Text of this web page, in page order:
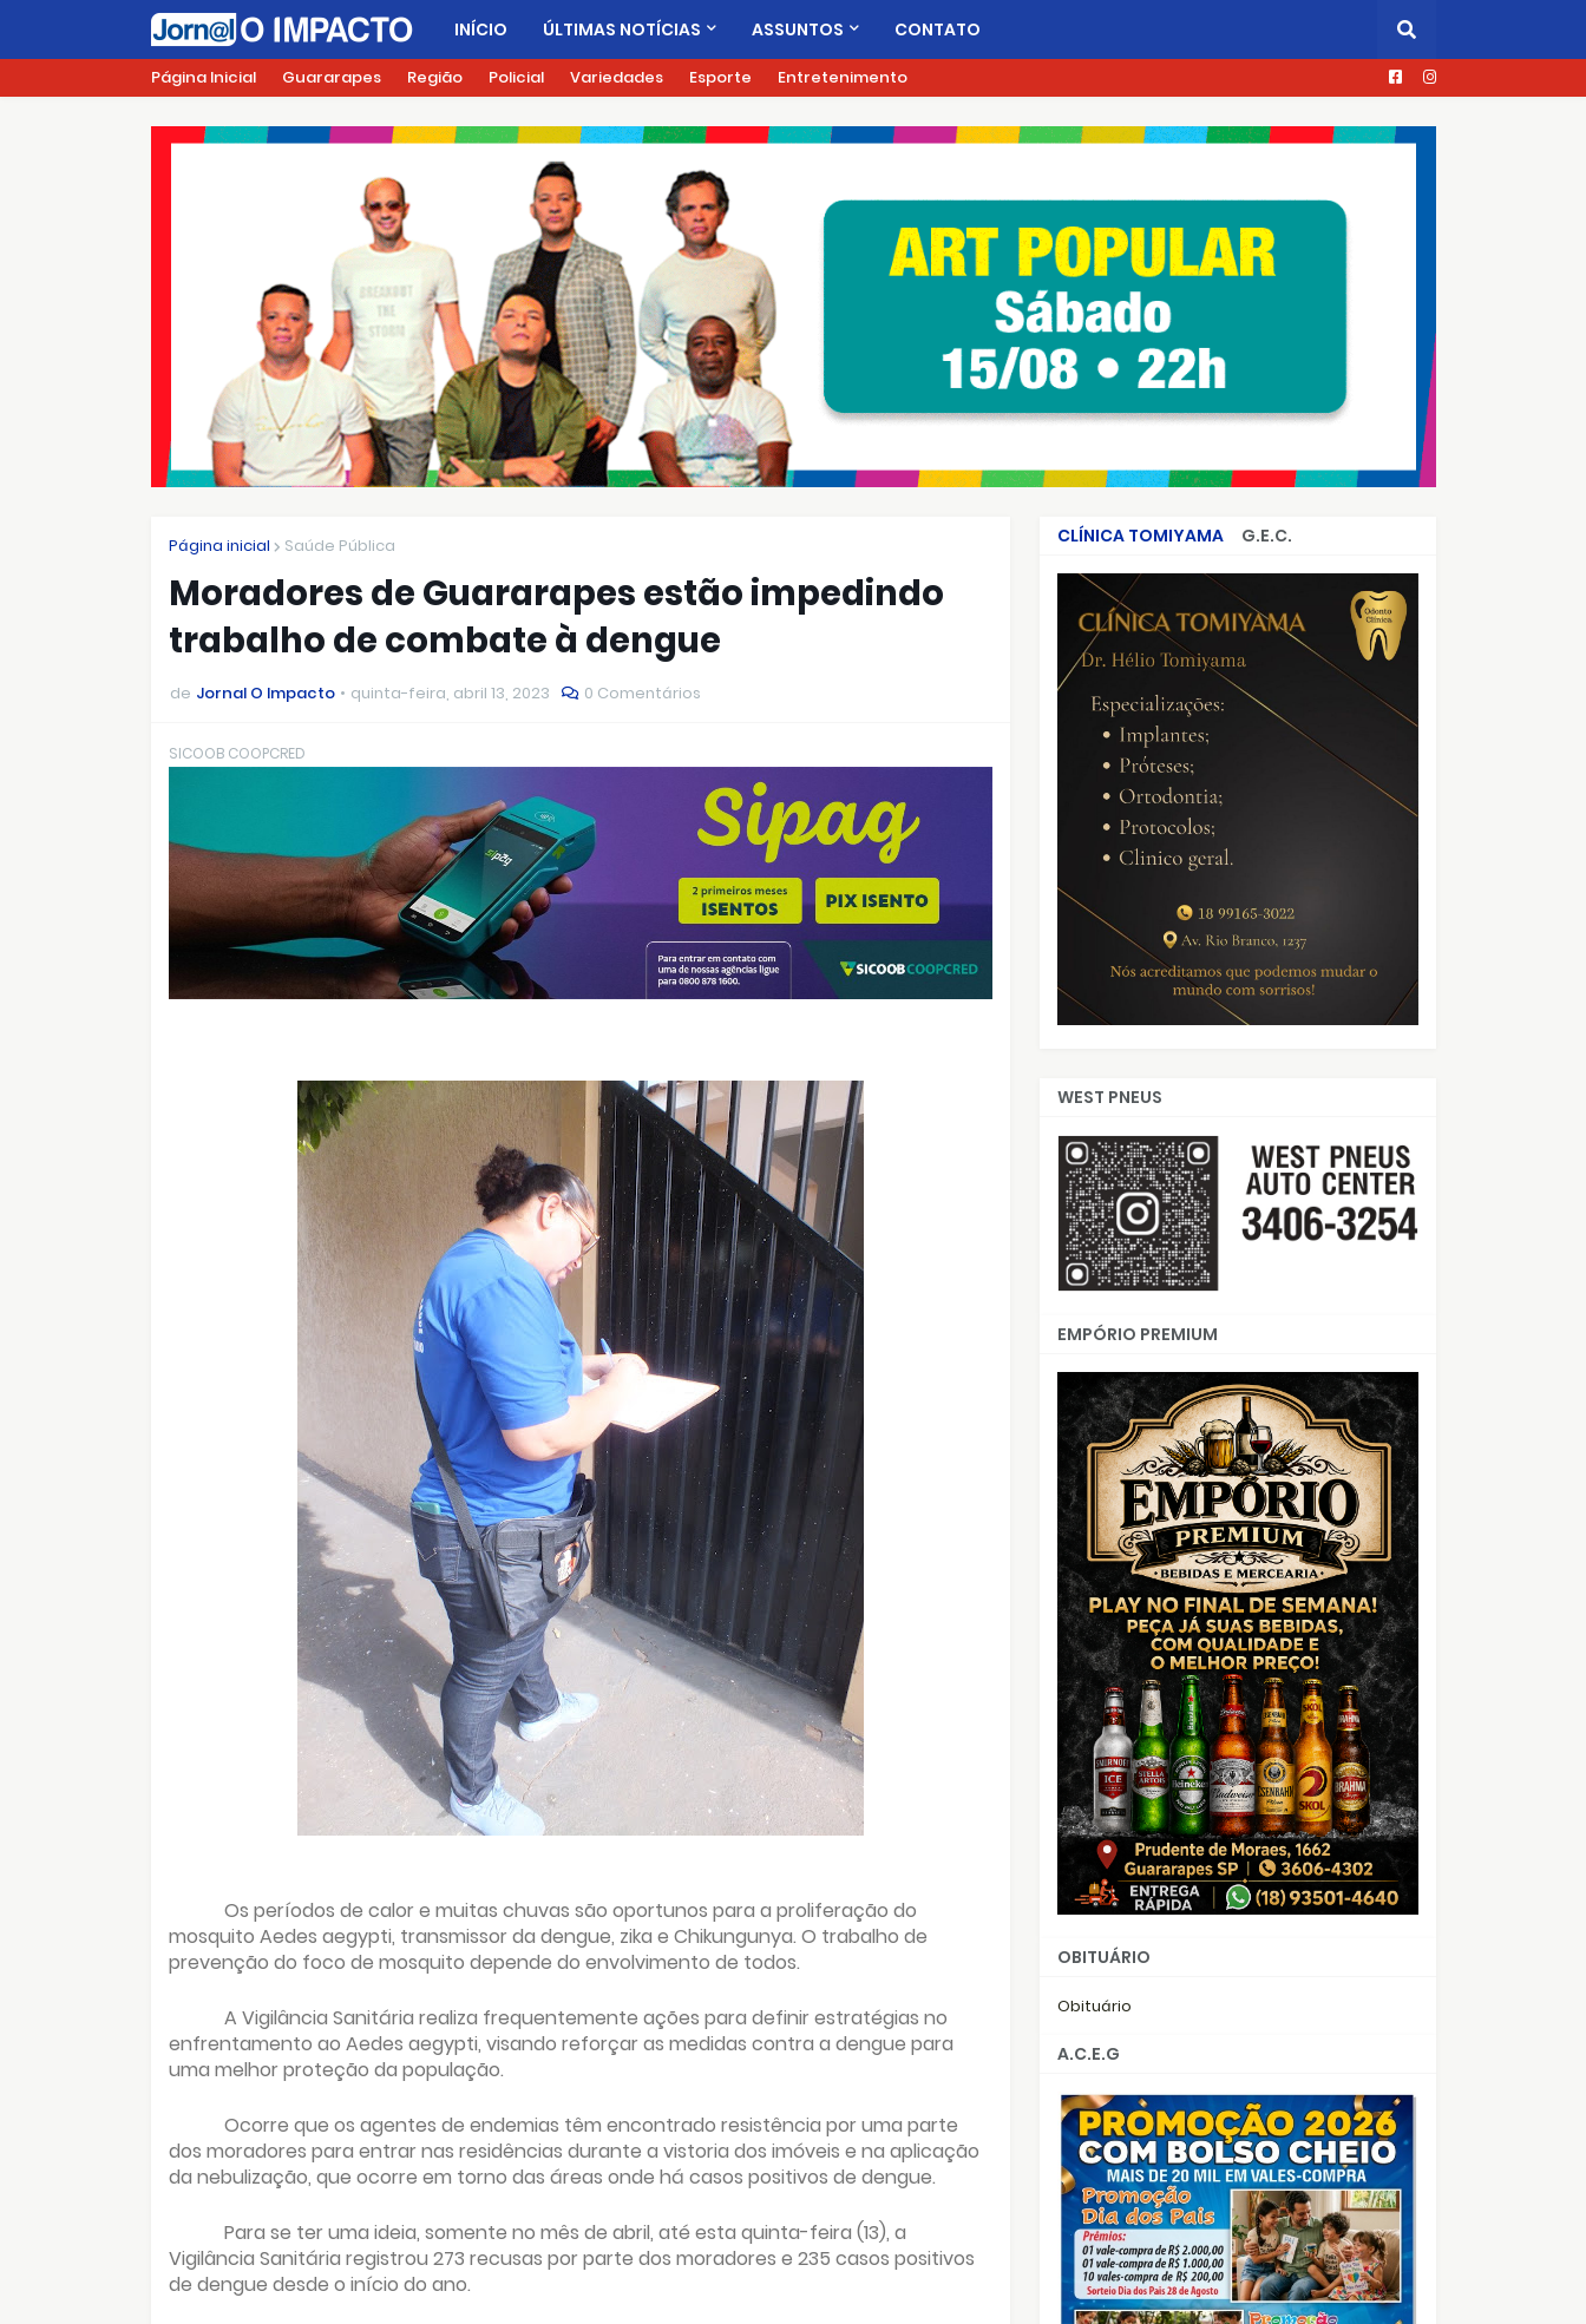
INÍCIO ÚLTIMAS NOTÍCIAS ASSUNTOS CONTATO
Página Inicial Guararapes Região Policial Variedades Esporte Entretenimento
Página inicial Saúde Pública
Moradores de Guararapes estão impedindo
trabalho de combate à dengue
de Jornal O Impacto quinta-feira, abril 13, 2023 0 Comentários
SICOOB COOPCRED
Os períodos de calor e muitas chuvas são oportunos para a proliferação do
mosquito Aedes aegypti, transmissor da dengue, zika e Chikungunya. O trabalho de
prevenção do foco de mosquito depende do envolvimento de todos.
A Vigilância Sanitária realiza frequentemente ações para definir estratégias no
enfrentamento ao Aedes aegypti, visando reforçar as medidas contra a dengue para
uma melhor proteção da população.
Ocorre que os agentes de endemias têm encontrado resistência por uma parte
dos moradores para entrar nas residências durante a vistoria dos imóveis e na aplicação
da nebulização, que ocorre em torno das áreas onde há casos positivos de dengue.
Para se ter uma ideia, somente no mês de abril, até esta quinta-feira (13), a
Vigilância Sanitária registrou 273 recusas por parte dos moradores e 235 casos positivos
de dengue desde o início do ano.
CLÍNICA TOMIYAMA
G.E.C.
CRIMES QUE ABALARAM O BRASIL
WEST PNEUS
EMPÓRIO PREMIUM
OBITUÁRIO
Obituário
A.C.E.G